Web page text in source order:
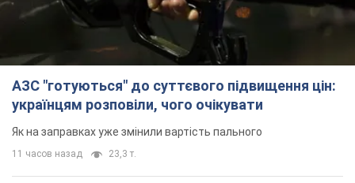
АЗС "готуються" до суттєвого підвищення цін:
українцям розповіли, чого очікувати
Як на заправках уже змінили вартість пального
11 часов назад 23,3 т.